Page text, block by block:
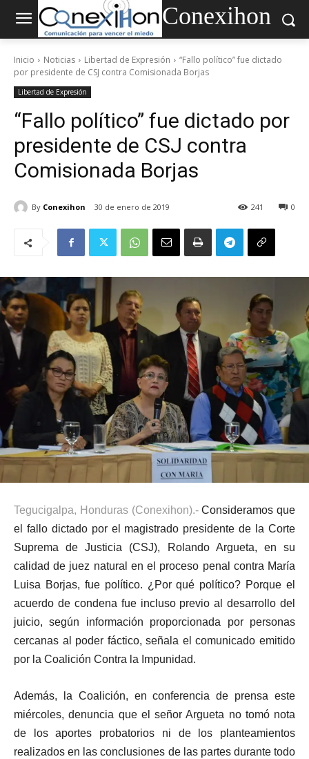
Conexihon
Inicio Noticias Libertad de Expresión
“Fallo político” fue dictado
por presidente de CSJ contra Comisionada Borjas
Libertad de Expresión
“Fallo político” fue dictado por
presidente de CSJ contra
Comisionada Borjas
By Conexihon 30 de enero de 2019 0
241
Tegucigalpa, Honduras (Conexihon).-Consideramos que
el fallo dictado por el magistrado presidente de la Corte
Suprema de Justicia (CSJ), Rolando Argueta, en su
calidad de juez natural en el proceso penal contra María
Luisa Borjas, fue político. ¿Por qué político? Porque el
acuerdo de condena fue incluso previo al desarrollo del
juicio, según información proporcionada por personas
cercanas al poder fáctico, señala el comunicado emitido
por la Coalición Contra la Impunidad.
Además, la Coalición, en conferencia de prensa este
miércoles, denuncia que el señor Argueta no tomó nota
de los aportes probatorios ni de los planteamientos
realizados en las conclusiones de las partes durante todo